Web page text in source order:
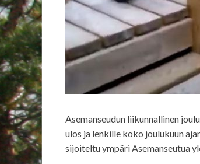
Asemanseudun liikunnallinen
ulos ja lenkille koko joulukuun
sijoiteltu ympäri Asemanseutua